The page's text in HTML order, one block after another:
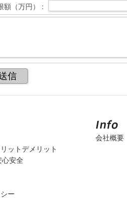
額（万円） :
ットデメリット
心安全
ー
会社概要